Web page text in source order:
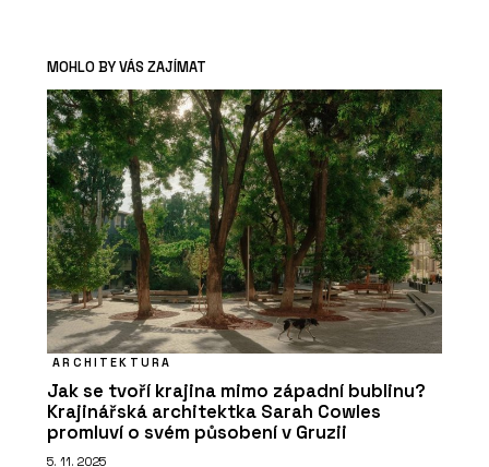
MOHLO BY VÁS ZAJÍMAT
ARCHITEKTURA
Jak se tvoří krajina mimo západní bublinu?
Krajinářská architektka Sarah Cowles
promluví o svém působení v Gruzii
5. 11. 2025